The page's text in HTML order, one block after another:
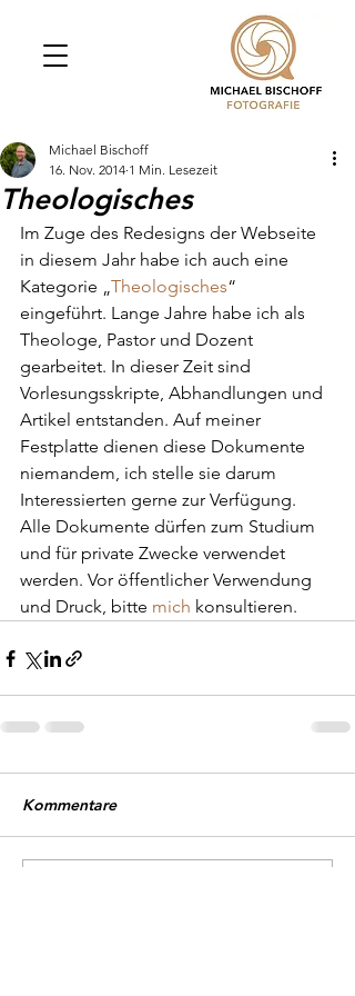
Theologisches
Michael Bischoff
16. Nov. 2014 1 Min. Lesezeit
Im Zuge des Redesigns der Webseite
in diesem Jahr habe ich auch eine
Kategorie „Theologisches“
eingeführt. Lange Jahre habe ich als
Theologe, Pastor und Dozent
gearbeitet. In dieser Zeit sind
Vorlesungsskripte, Abhandlungen und
Artikel entstanden. Auf meiner
Festplatte dienen diese Dokumente
niemandem, ich stelle sie darum
Interessierten gerne zur Verfügung.
Alle Dokumente dürfen zum Studium
und für private Zwecke verwendet
werden. Vor öffentlicher Verwendung
und Druck, bitte mich konsultieren.
Kommentare